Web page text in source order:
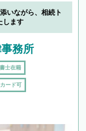
いながら、相続ト
します
務所
士在籍
ード可